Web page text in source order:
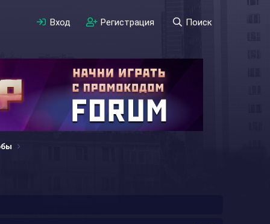
Вход Регистрация Поиск